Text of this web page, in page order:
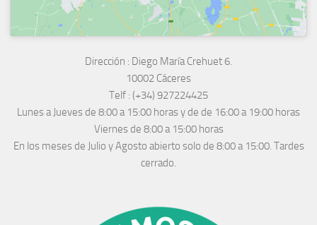
Dirección : Diego María Crehuet 6.
10002 Cáceres
Telf : (+34) 927224425
Lunes a Jueves de 8:00 a 15:00 horas y de de 16:00 a 19:00 horas
Viernes de 8:00 a 15:00 horas
En los meses de Julio y Agosto abierto solo de 8:00 a 15:00. Tardes
cerrado.